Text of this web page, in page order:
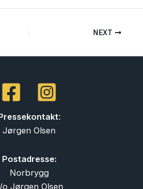
NEXT
:
Jørgen Olsen
Postadresse:
Norbrygg
o Jørgen Olsen